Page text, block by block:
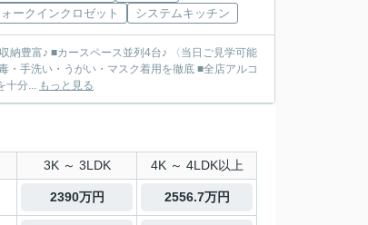
ークインクロゼット
システムキッチン
納豊富♪ ■カースペース並列4台♪ 〈当日ご見学可能
・手洗い・うがい・マスク着用を徹底 ■全店アルコ
十分... もっと見る
3K ～ 3LDK 4K ～ 4LDK以上
2390万円 2556.7万円